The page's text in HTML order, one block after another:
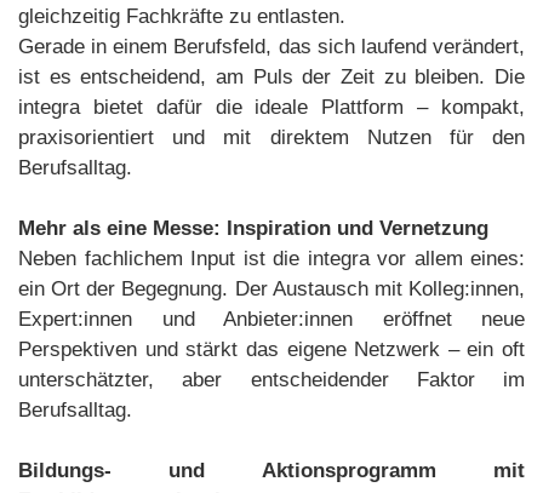
gleichzeitig Fachkräfte zu entlasten.
Gerade in einem Berufsfeld, das sich laufend verändert,
ist es entscheidend, am Puls der Zeit zu bleiben. Die
integra bietet dafür die ideale Plattform – kompakt,
praxisorientiert und mit direktem Nutzen für den
Berufsalltag.
Mehr als eine Messe: Inspiration und Vernetzung
Neben fachlichem Input ist die integra vor allem eines:
ein Ort der Begegnung. Der Austausch mit Kolleg:innen,
Expert:innen und Anbieter:innen eröffnet neue
Perspektiven und stärkt das eigene Netzwerk – ein oft
unterschätzter, aber entscheidender Faktor im
Berufsalltag.
Bildungs- und Aktionsprogramm mit